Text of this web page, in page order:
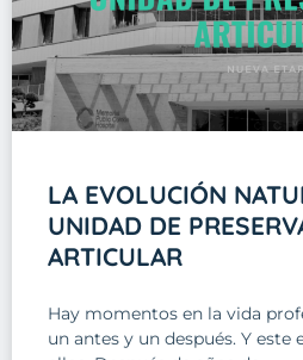
LA EVOLUCIÓN
UNIDAD DE
ARTICULAR
Hay momentos en la vida
un antes y un después. Y este